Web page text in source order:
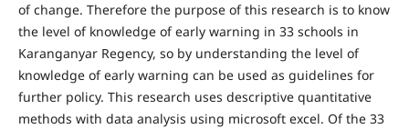
of change. Therefore the purpose of this research is to know
the level of knowledge of early warning in 33 schools in
Karanganyar Regency, so by understanding the level of
knowledge of early warning can be used as guidelines for
further policy. This research uses descriptive quantitative
methods with data analysis using microsoft excel. Of the 33